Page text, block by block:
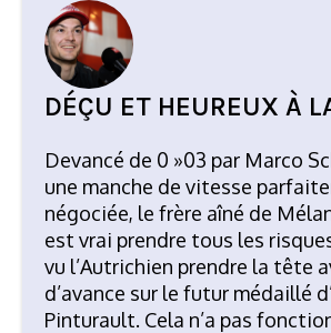
DÉÇU ET HEUREUX À
Devancé de 0 »03 par Marco
une manche de vitesse
négociée, le frère aîné de
est vrai prendre tous les
vu l’Autrichien prendre la tête
d’avance sur le futur médaillé
Pinturault. Cela n’a pas